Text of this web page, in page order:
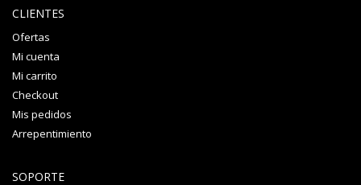
CLIENTES
Ofertas
Mi cuenta
Mi carrito
Checkout
Mis pedidos
Arrepentimiento
SOPORTE